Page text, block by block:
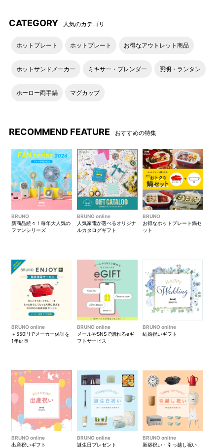
CATEGORY 人気のカテゴリ
ホットプレート ホットプレート お得なアウトレット商品
ホットサンドメーカー ミキサー・ブレンダー 照明・ランタン
ホーロー両手鍋 マグカップ
RECOMMEND FEATURE おすすめの特集
BRUNO
新商品続々！毎年大人気の
ファンシリーズ
BRUNO online
人気家電が選べるオリジナ
ルカタログギフト
BRUNO
お得なホットプレート鍋セ
ット
BRUNO online
＋550円でメーカー保証を
1年延長
BRUNO online
メールやSNSで贈れるeギ
フトサービス
BRUNO online
結婚祝いギフト
BRUNO online
出産祝いギフト
BRUNO online
誕生日プレゼント
BRUNO online
新築祝い・引っ越し祝い